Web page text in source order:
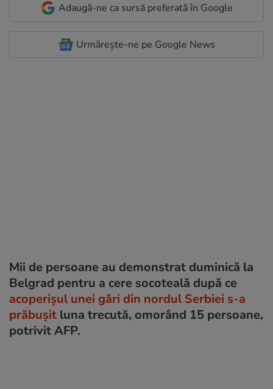
Adaugă-ne ca sursă preferată în Google
Urmărește-ne pe Google News
Mii de persoane au demonstrat duminică la
Belgrad pentru a cere socoteală după ce
acoperișul unei gări din nordul Serbiei s-a
prăbușit luna trecută, omorând 15 persoane,
potrivit AFP.